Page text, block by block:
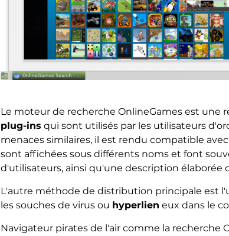
Le moteur de recherche OnlineGames est
plug-ins qui sont utilisés par les utilisateurs
menaces similaires, il est rendu compatible
sont affichées sous différents noms et font
d'utilisateurs, ainsi qu'une description
L'autre méthode de distribution principale est
les souches de virus ou hyperlien eux dans le
Navigateur pirates de l'air comme la recherche